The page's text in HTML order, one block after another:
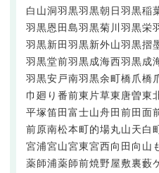
白山洞羽黒羽黒朝日羽黒稲
羽黒恩田島羽黒菊川羽黒栄
羽黒新田羽黒新外山羽黒摺
羽黒堂前羽黒成海西羽黒成
羽黒安戸南羽黒余町橋爪橋
巾廻り 番前東片草東唐曽東
平塚笛田富士山舟田前田面
前原南松本町的場丸山天白
宮浦宮山宮東宮西向田 向山
薬師浦薬師前焼野屋敷裏藪